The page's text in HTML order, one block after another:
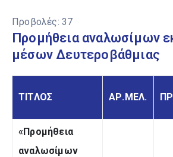
Προβολές: 37
Προμήθεια αναλωσίμων
μέσων Δευτεροβάθμιας
ΤΙΤΛΟΣ ΑΡ.ΜΕΛ.
«Προμήθεια
αναλωσίμων